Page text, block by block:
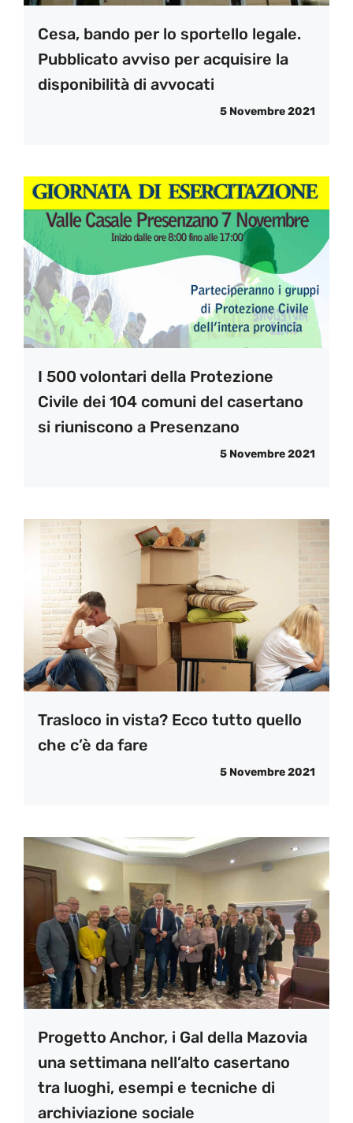
Cesa, bando per lo sportello legale.
Pubblicato avviso per acquisire la
disponibilità di avvocati
5 Novembre 2021
I 500 volontari della Protezione
Civile dei 104 comuni del casertano
si riuniscono a Presenzano
5 Novembre 2021
Trasloco in vista? Ecco tutto quello
che c’è da fare
5 Novembre 2021
Progetto Anchor, i Gal della Mazovia
una settimana nell’alto casertano
tra luoghi, esempi e tecniche di
archiviazione sociale